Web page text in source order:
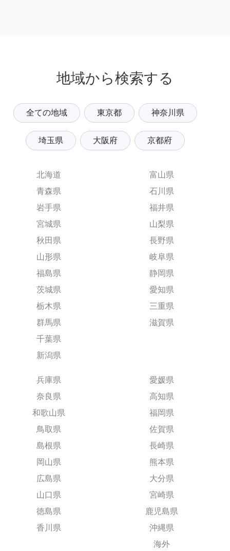
地域から検索する
全ての地域 東京都 神奈川県
埼玉県 大阪府 京都府
北海道
青森県
岩手県
宮城県
秋田県
山形県
福島県
茨城県
栃木県
群馬県
千葉県
新潟県
富山県
石川県
福井県
山梨県
長野県
岐阜県
静岡県
愛知県
三重県
滋賀県
兵庫県
奈良県
和歌山県
鳥取県
島根県
岡山県
広島県
山口県
徳島県
香川県
愛媛県
高知県
福岡県
佐賀県
長崎県
熊本県
大分県
宮崎県
鹿児島県
沖縄県
海外